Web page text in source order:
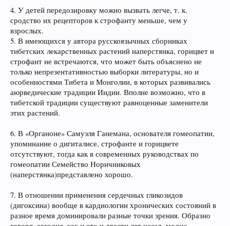
4. У детей передозировку можно вызвать легче, т. к.
сродство их рецепторов к строфанту меньше, чем у
взрослых.
5. В имеющихся у автора русскоязычных сборниках
тибетских лекарственных растений наперстянка, горицвет и
строфант не встречаются, что может быть объяснено не
только непрезентативностью выборки литературы, но и
особенностями Тибета и Монголии, в которых развивались
аюрведические традиции Индии. Вполне возможно, что в
тибетской традиции существуют равноценные заменители
этих растений.
6. В «Органоне» Самуэля Ганемана, основателя гомеопатии,
упоминание о дигиталисе, строфанте и горицвете
отсутствуют, тогда как в современных руководствах по
гомеопатии Семейство Норичниковых
(наперстянка)представлено хорошо.
7. В отношении применения сердечных гликозидов
(дигоксина) вообще в кардиологии хронических состояний в
разное время доминировали разные точки зрения. Образно